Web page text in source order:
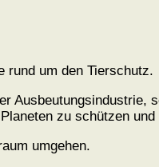
rund um den Tierschutz.
Ausbeutungsindustrie,
zu schützen und
umgehen.